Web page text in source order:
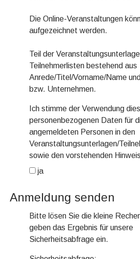
Die Online-Veranstaltungen
aufgezeichnet werden.
Teil der
Teilnehmerlisten bestehend aus
Anrede/Titel/Vorname/Name
bzw. Unternehmen.
Ich stimme der Verwendung
personenbezogenen Daten für
angemeldeten Personen in den
Veranstaltungsunterlagen/
sowie den vorstehenden
ja
Anmeldung senden
Bitte lösen Sie die kleine
geben das Ergebnis für unsere
Sicherheitsabfrage ein.